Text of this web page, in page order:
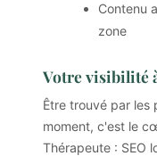
Contenu
zone
Votre visibilité
Être trouvé par les
moment, c'est le
Thérapeute : SEO